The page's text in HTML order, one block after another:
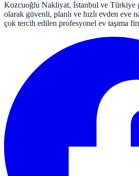
Kozcuoğlu Nakliyat, İstanbul ve Türkiye
olarak güvenli, planlı ve hızlı evden eve
çok tercih edilen profesyonel ev taşıma